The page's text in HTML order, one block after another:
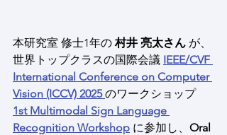
本研究室 修士1年の 村井 亮太さん が、
世界トップクラスの国際会議 IEEE/CVF
International Conference on Computer
Vision (ICCV) 2025 のワークショップ
1st Multimodal Sign Language
Recognition Workshop に参加し、 Oral